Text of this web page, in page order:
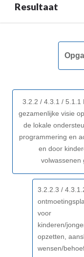
Opgave:
effect
Resultaat
inrichting
sociaal
domein
3.2.2 / 4.3.1 / 5.1.1
gezamenlijke visie
de lokale
programmering en
en door
volwassenen
3.2.2.3 /
voor
kinderen/
opzetten,
wensen/